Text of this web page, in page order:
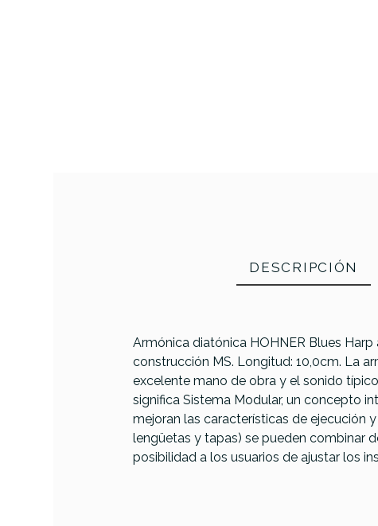
DESCRIPCIÓN
Armónica diatónica HOHNER Blues
construcción MS. Longitud: 10,0cm. La
excelente mano de obra y el sonido
significa Sistema Modular, un concepto
mejoran las características de ejecución
lengüetas y tapas) se pueden combinar
posibilidad a los usuarios de ajustar los
PRODUCTO